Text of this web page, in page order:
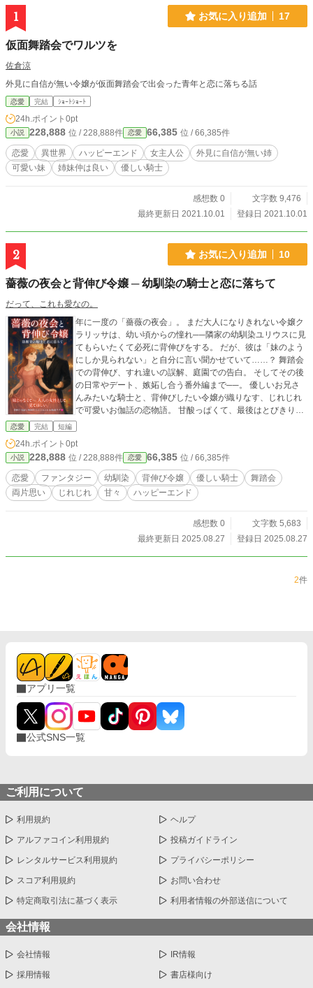
1 お気に入り追加 17
仮面舞踏会でワルツを
佐倉涼
外見に自信が無い令嬢が仮面舞踏会で出会った青年と恋に落ちる話
恋愛 完結 ｼｮｰﾄｼｮｰﾄ
24h.ポイント 0pt
小説 228,888 位 / 228,888件 恋愛 66,385 位 / 66,385件
恋愛 異世界 ハッピーエンド 女主人公
外見に自信が無い姉
可愛い妹
姉妹仲は良い 優しい騎士
感想数 0
文字数 9,476
最終更新日 2021.10.01
登録日 2021.10.01
2 お気に入り追加 10
薔薇の夜会と背伸び令嬢 ─ 幼馴染の騎士と恋に落ちて
だって、これも愛なの。
年に一度の「薔薇の夜会」。 まだ大人になりきれない令嬢ク
ラリッサは、幼い頃からの憧れ──隣家の幼馴染ユリウスに見
てもらいたくて必死に背伸びをする。 だが、彼は「妹のよう
にしか見られない」と自分に言い聞かせていて……？ 舞踏会
での背伸び、すれ違いの誤解、庭園での告白。 そしてその後
の日常やデート、嫉妬し合う番外編まで──。 優しいお兄さ
んみたいな騎士と、背伸びしたい令嬢が織りなす、じれじれ
で可愛いお伽話の恋物語。 甘酸っぱくて、最後はとびきり甘
いハッピーエンドをどうぞ
恋愛 完結 短編
24h.ポイント 0pt
小説 228,888 位 / 228,888件 恋愛 66,385 位 / 66,385件
恋愛 ファンタジー 幼馴染 背伸び令嬢 優しい騎士
舞踏会
両片思い
じれじれ 甘々 ハッピーエンド
感想数 0
文字数 5,683
最終更新日 2025.08.27
登録日 2025.08.27
2件
アプリ一覧
公式SNS一覧
ご利用について
利用規約 ヘルプ
アルファコイン利用規約 投稿ガイドライン
レンタルサービス利用規約 プライバシーポリシー
スコア利用規約 お問い合わせ
特定商取引法に基づく表示 利用者情報の外部送信について
会社情報
会社情報 IR情報
採用情報 書店様向け